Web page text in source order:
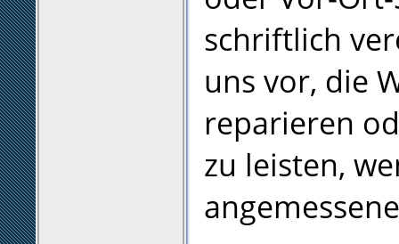
schriftlich
uns vor, die
reparieren
zu leisten,